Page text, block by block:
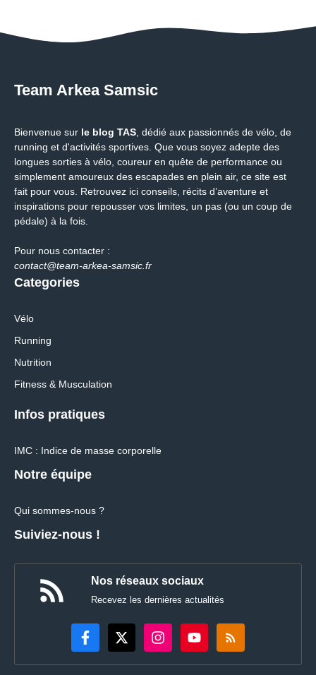
Team Arkea Samsic
Bienvenue sur le blog TAS, dédié aux passionnés de vélo, de
running et d'activités sportives. Que vous soyez adepte des
longues sorties à vélo, coureur en quête de performance ou
simplement amoureux des escapades en plein air, ce site est
fait pour vous. Retrouvez ici conseils, récits d’aventure et
inspirations pour repousser vos limites, un pas (ou un coup de
pédale) à la fois.
Pour nous contacter :
contact@team-arkea-samsic.fr
Categories
Vélo
Running
Nutrition
Fitness & Musculation
Infos pratiques
IMC : Indice de masse corporelle
Notre équipe
Qui sommes-nous ?
Suiviez-nous !
Nos réseaux sociaux
Recevez les dernières actualités